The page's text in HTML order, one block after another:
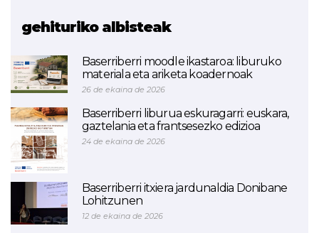
gehituriko albisteak
Baserriberri moodle ikastaroa: liburuko
materiala eta ariketa koadernoak
26 de ekaina de 2026
Baserriberri liburua eskuragarri: euskara,
gaztelania eta frantsesezko edizioa
24 de ekaina de 2026
Baserriberri itxiera jardunaldia Donibane
Lohitzunen
12 de ekaina de 2026